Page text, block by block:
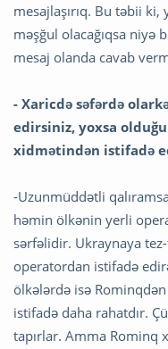
mesajlaşırıq. Bu təbii
məşğul olacağıqsa niyə
mesaj olanda cavab
- Xaricdə səfərdə
edirsiniz, yoxsa
xidmətindən istifadə
-Uzunmüddətli
həmin ölkənin yerli
sərfəlidir. Ukraynaya
operatordan istifadə
ölkələrdə isə
istifadə daha rahatdır.
tapırlar. Amma Rominq